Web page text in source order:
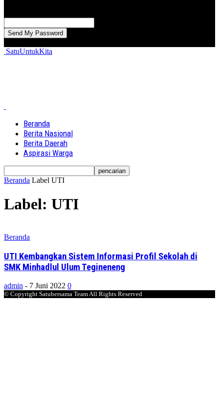
SatuUntukKita
Beranda
Berita Nasional
Berita Daerah
Aspirasi Warga
Beranda Label UTI
Label: UTI
Beranda
UTI Kembangkan Sistem Informasi Profil Sekolah di
SMK Minhadlul Ulum Tegineneng
admin - 7 Juni 2022 0
© Copyright Satubersama Team All Rights Reserved